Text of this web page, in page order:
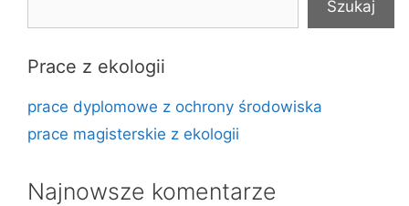
Szukaj
Prace z ekologii
prace dyplomowe z ochrony środowiska
prace magisterskie z ekologii
Najnowsze komentarze